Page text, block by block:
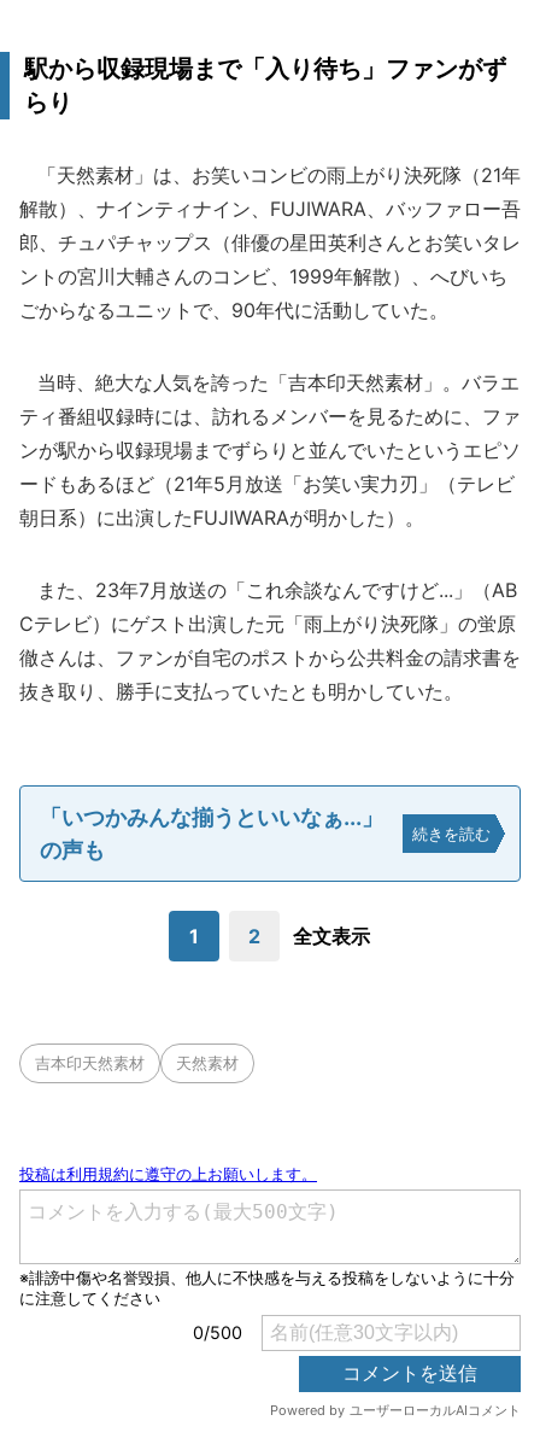
駅から収録現場まで「入り待ち」ファンがず
らり
「天然素材」は、お笑いコンビの雨上がり決死隊（21年
解散）、ナインティナイン、FUJIWARA、バッファロー吾
郎、チュパチャップス（俳優の星田英利さんとお笑いタレ
ントの宮川大輔さんのコンビ、1999年解散）、へびいち
ごからなるユニットで、90年代に活動していた。
当時、絶大な人気を誇った「吉本印天然素材」。バラエ
ティ番組収録時には、訪れるメンバーを見るために、ファ
ンが駅から収録現場までずらりと並んでいたというエピソ
ードもあるほど（21年5月放送「お笑い実力刃」（テレビ
朝日系）に出演したFUJIWARAが明かした）。
また、23年7月放送の「これ余談なんですけど...」（AB
Cテレビ）にゲスト出演した元「雨上がり決死隊」の蛍原
徹さんは、ファンが自宅のポストから公共料金の請求書を
抜き取り、勝手に支払っていたとも明かしていた。
「いつかみんな揃うといいなぁ...」
の声も
続きを読む
1 2 全文表示
吉本印天然素材 天然素材